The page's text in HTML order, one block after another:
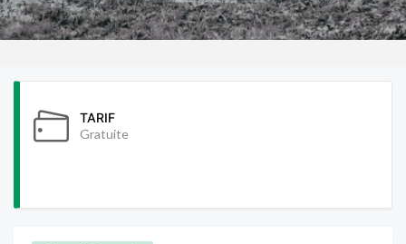
TARIF
Gratuite